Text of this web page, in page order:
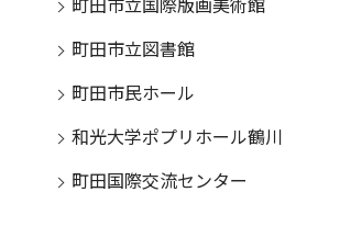
町田市立国際版画美術館
町田市立図書館
町田市民ホール
和光大学ポプリホール鶴川
町田国際交流センター